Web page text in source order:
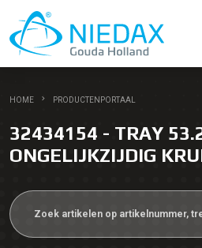
HOME PRODUCTENPORTAAL
32434154 - TRAY
ONGELIJKZIJDIG